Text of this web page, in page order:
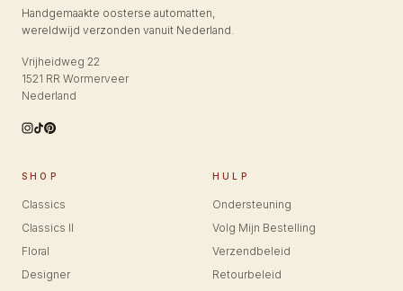
Handgemaakte oosterse automatten,
wereldwijd verzonden vanuit Nederland.
Vrijheidweg 22
1521 RR Wormerveer
Nederland
SHOP
Classics
Classics II
Floral
Designer
HULP
Ondersteuning
Volg Mijn Bestelling
Verzendbeleid
Retourbeleid